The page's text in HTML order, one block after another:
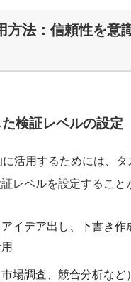
方法：信頼性を意
検証レベルの設定
に活用するためには、タ
レベルを設定すること
アイデア出し、下書き
市場調査、競合分析な